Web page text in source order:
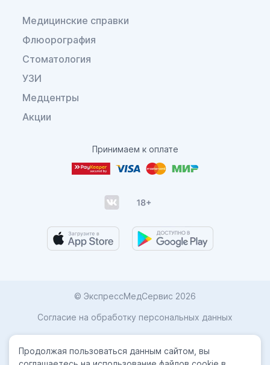
Медицинские справки
Флюорография
Стоматология
УЗИ
Медцентры
Акции
Принимаем к оплате
© ЭкспрессМедСервис 2026
Согласие на обработку персональных данных
Карта сайта
Политика конфиденциальности
Продолжая пользоваться данным сайтом, вы